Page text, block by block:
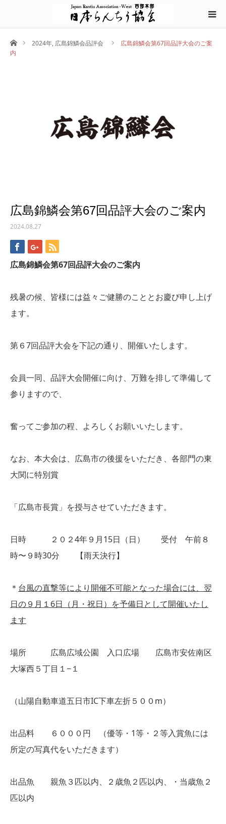
ホーム2024年, 広島錦鱗会品評会
広島錦鱗会第67回品評大会のご案
内
広島錦鱗会第67回品評大会のご案内
2024.08.27
広島錦鱗会第67回品評大会のご案内
残暑の候、皆様には益々ご健勝のこととお慶び申し上げ
ます。
第６7回品評大会を下記の通り、開催いたします。
会員一同、品評大会開催に向け、万難を排して準備して
参りますので、
奮ってご参加の程、よろしくお願いいたします。
なお、本大会は、広島市の後援をいただき、各部門の東
大関に特別賞
「広島市長賞」を授与させていただきます。
日時 ２０２4年９月15日（日） 受付 午前８
時〜９時30分 【雨天決行】
＊ 台風の直撃等により開催不可能となった場合には、翌
日の９月１6日（月・祝日）を予備日として開催いたし
ます
場所 広島広域公園 入口広場 広島市安佐南区
大塚西５丁目１−１
（山陽自動車道五日市IC下車左折５００m）
出品料 ６０００円 （優等・1等・２等入賞魚には
所定の写真代をいただきます）
出品魚 親魚３匹以内、２歳魚２匹以内、・当歳魚２
匹以内